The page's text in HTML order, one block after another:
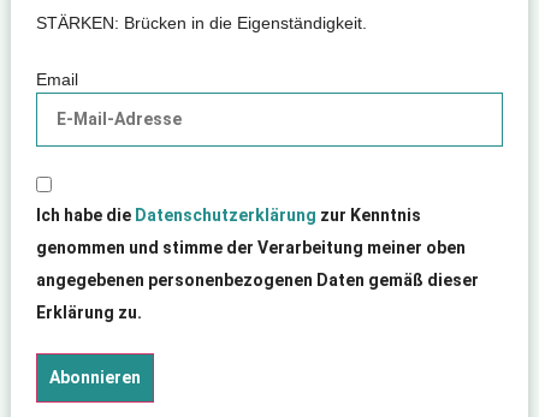
STÄRKEN: Brücken in die Eigenständigkeit.
Email
Ich habe die Datenschutzerklärung zur Kenntnis
genommen und stimme der Verarbeitung meiner oben
angegebenen personenbezogenen Daten gemäß dieser
Erklärung zu.
Abonnieren